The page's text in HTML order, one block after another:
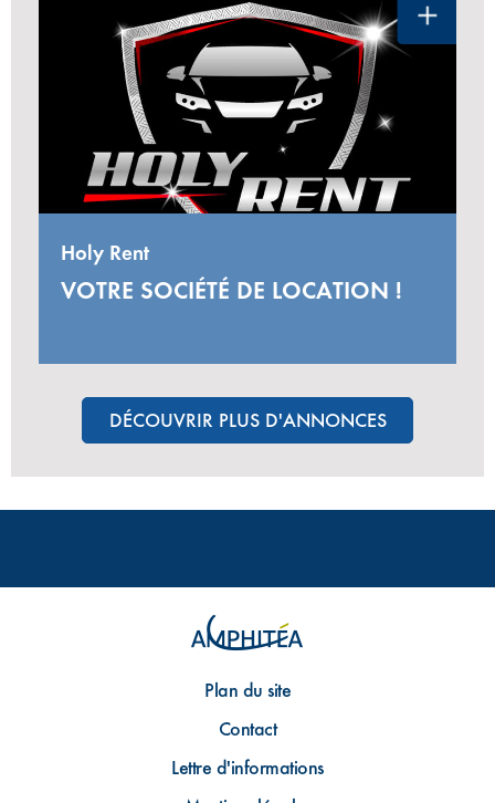
Holy Rent
VOTRE SOCIÉTÉ DE LOCATION !
DÉCOUVRIR PLUS D'ANNONCES
Plan du site
Contact
Lettre d'informations